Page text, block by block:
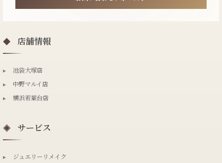
◆ 店舗情報
▸
池袋大塚店
▸
中野マルイ店
▸
横浜若葉台店
◈ サービス
▸
ジュエリーリメイク